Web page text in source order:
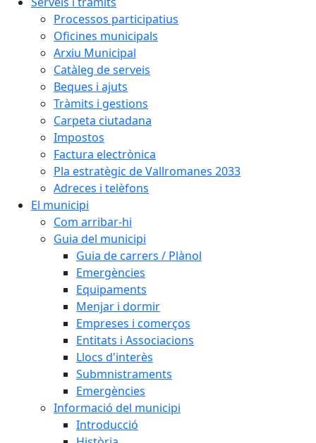
Processos participatius
Oficines municipals
Arxiu Municipal
Catàleg de serveis
Beques i ajuts
Tràmits i gestions
Carpeta ciutadana
Impostos
Factura electrònica
Pla estratègic de Vallromanes 2033
Adreces i telèfons
El municipi
Com arribar-hi
Guia del municipi
Guia de carrers / Plànol
Emergències
Equipaments
Menjar i dormir
Empreses i comerços
Entitats i Associacions
Llocs d'interès
Submnistraments
Emergències
Informació del municipi
Introducció